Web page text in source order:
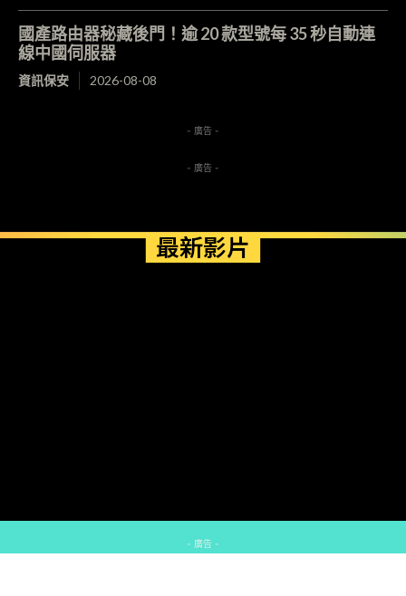
國產路由器秘藏後門！逾 20 款型號每 35 秒自動連
線中國伺服器
資訊保安 2026-08-08
- 廣告 -
- 廣告 -
最新影片
- 廣告 -